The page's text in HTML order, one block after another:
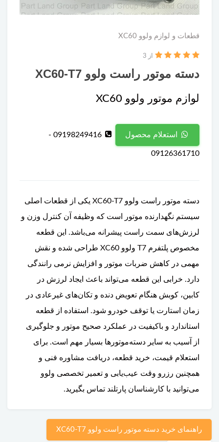
قطعات و لوازم ولوو XC60
دسته موتور راست ولوو XC60-T7
از 3
لوازم موتور ولوو XC60
استعلام محصول 09198249416 -
09126361710
دسته موتور راست ولوو XC60-T7 یکی از قطعات اصلی
سیستم نگهدارنده موتور است که وظیفه آن کنترل وزن و
لرزش‌های سمت راست پیشرانه می‌باشد. این قطعه
مخصوص پلتفرم T7 ولوو XC60 طراحی شده و نقش
مهمی در کاهش ضربات موتور و افزایش نرمی رانندگی
دارد. خرابی این قطعه می‌تواند باعث ایجاد لرزش در
کابین، کوبش هنگام تعویض دنده و تکان‌های غیرعادی در
زمان استارت یا توقف خودرو شود. استفاده از قطعه
استاندارد و باکیفیت در عملکرد صحیح موتور و جلوگیری
از آسیب به سایر دسته‌موتورها بسیار مهم است. برای
استعلام قیمت، خرید قطعه، دریافت مشاوره فنی و
همچنین رزرو وقت عیب‌یابی و تعمیر تخصصی ولوو
می‌توانید با کارشناسان پارتلند تماس بگیرید.
راهنمای خرید دسته موتور راست ولوو XC60-T7